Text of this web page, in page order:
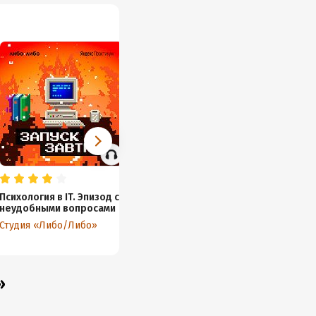
Психология в IT. Эпизод с
неудобными вопросами
Студия «Либо/Либо»